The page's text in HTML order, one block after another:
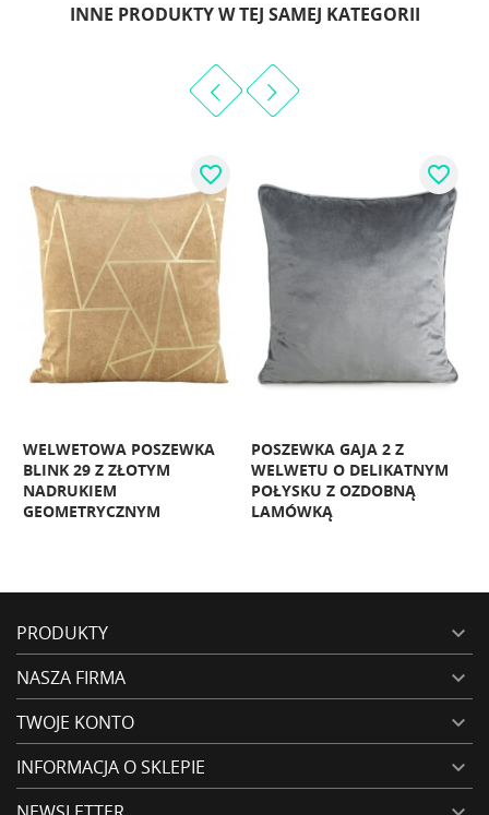
INNE PRODUKTY W TEJ SAMEJ KATEGORII
WELWETOWA POSZEWKA
BLINK 29 Z ZŁOTYM
NADRUKIEM
GEOMETRYCZNYM
favorite_border
POSZEWKA GAJA 2 Z
WELWETU O DELIKATNYM
POŁYSKU Z OZDOBNĄ
LAMÓWKĄ
favorite_border
PRODUKTY 
NASZA FIRMA 
TWOJE KONTO 
INFORMACJA O SKLEPIE 